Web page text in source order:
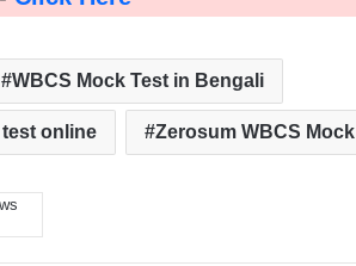
WBCS Mock Test in Bengali
online Zerosum WBCS Mock